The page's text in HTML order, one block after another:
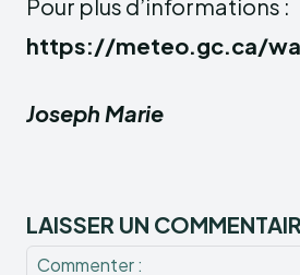
Pour plus d’informations :
https://meteo.gc.ca/
Joseph Marie
LAISSER UN